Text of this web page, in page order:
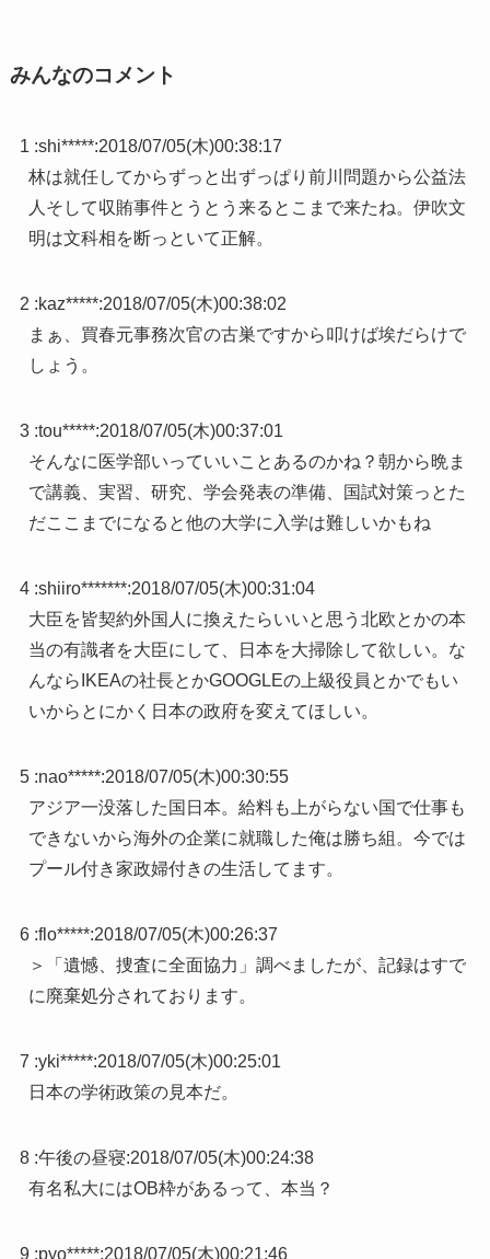
みんなのコメント
1 :shi*****:2018/07/05(木)00:38:17
林は就任してからずっと出ずっぱり前川問題から公益法
人そして収賄事件とうとう来るとこまで来たね。伊吹文
明は文科相を断っといて正解。
2 :kaz*****:2018/07/05(木)00:38:02
まぁ、買春元事務次官の古巣ですから叩けば埃だらけで
しょう。
3 :tou*****:2018/07/05(木)00:37:01
そんなに医学部いっていいことあるのかね？朝から晩ま
で講義、実習、研究、学会発表の準備、国試対策っとた
だここまでになると他の大学に入学は難しいかもね
4 :shiiro*******:2018/07/05(木)00:31:04
大臣を皆契約外国人に換えたらいいと思う北欧とかの本
当の有識者を大臣にして、日本を大掃除して欲しい。な
んならIKEAの社長とかGOOGLEの上級役員とかでもい
いからとにかく日本の政府を変えてほしい。
5 :nao*****:2018/07/05(木)00:30:55
アジア一没落した国日本。給料も上がらない国で仕事も
できないから海外の企業に就職した俺は勝ち組。今では
プール付き家政婦付きの生活してます。
6 :flo*****:2018/07/05(木)00:26:37
＞「遺憾、捜査に全面協力」調べましたが、記録はすで
に廃棄処分されております。
7 :yki*****:2018/07/05(木)00:25:01
日本の学術政策の見本だ。
8 :午後の昼寝:2018/07/05(木)00:24:38
有名私大にはOB枠があるって、本当？
9 :pyo*****:2018/07/05(木)00:21:46